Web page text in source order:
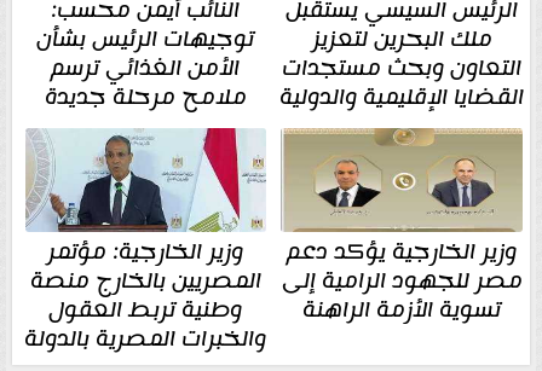
الرئيس السيسي يستقبل
ملك البحرين لتعزيز
التعاون وبحث مستجدات
القضايا الإقليمية والدولية
النائب أيمن محسب:
توجيهات الرئيس بشأن
الأمن الغذائي ترسم
ملامح مرحلة جديدة
وزير الخارجية يؤكد دعم
مصر للجهود الرامية إلى
تسوية الأزمة الراهنة
وزير الخارجية: مؤتمر
المصريين بالخارج منصة
وطنية تربط العقول
والخبرات المصرية بالدولة